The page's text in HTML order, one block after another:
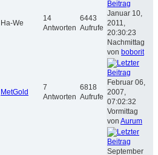
Ha-We
14
Antworten
6443
Aufrufe
Januar 10,
2011,
20:30:23
Nachmittag
von boborit
MetGold
7
Antworten
6818
Aufrufe
Februar 06,
2007,
07:02:32
Vormittag
von Aurum
September